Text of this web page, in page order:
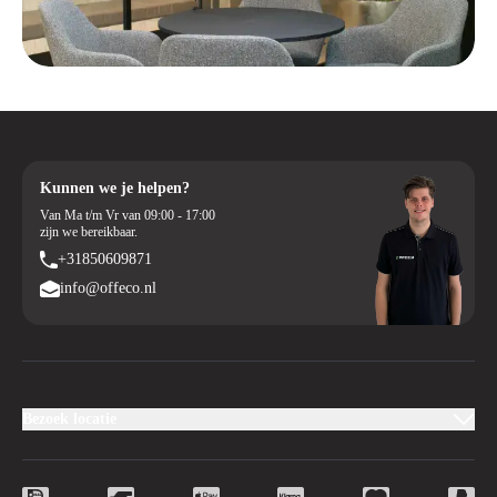
Kunnen we je helpen?
Van Ma t/m Vr van 09:00 - 17:00
zijn we bereikbaar.
+31850609871
info@offeco.nl